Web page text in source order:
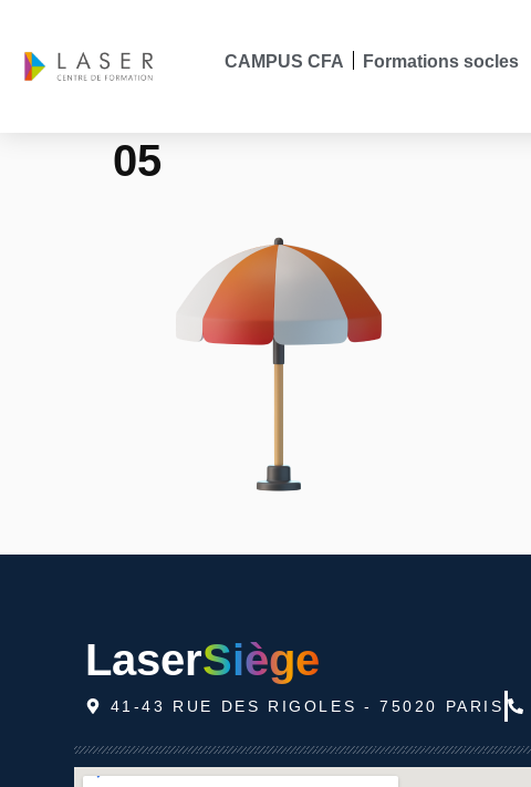
CAMPUS CFA Formations socles
05
LaserSiège
41-43 RUE DES RIGOLES - 75020 PARIS